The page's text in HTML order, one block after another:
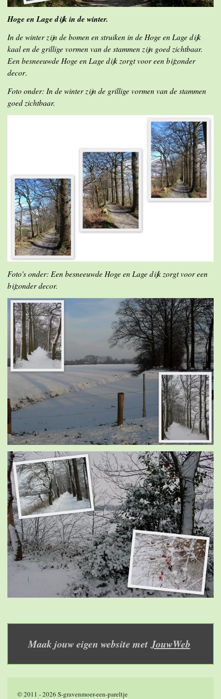
Hoge en Lage dijk in de winter.
In de winter zijn de bomen en struiken in de Hoge en Lage dijk
kaal en de grillige vormen van de stammen zijn goed zichtbaar.
Een besneeuwde Hoge en Lage dijk zorgt voor een bijzonder
decor.
Foto onder: In de winter zijn de grillige vormen van de stammen
goed zichtbaar.
Foto's onder: Een besneeuwde Hoge en Lage dijk zorgt voor een
bijzonder decor.
Maak jouw eigen website met JouwWeb
© 2011 - 2026 S-gravenmoer-een-pareltje